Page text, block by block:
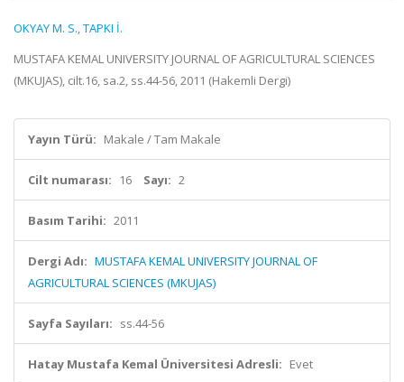
OKYAY M. S.,TAPKI İ.
MUSTAFA KEMAL UNIVERSITY JOURNAL OF AGRICULTURAL SCIENCES
(MKUJAS), cilt.16, sa.2, ss.44-56, 2011 (Hakemli Dergi)
Yayın Türü: Makale / Tam Makale
Cilt numarası: 16 Sayı: 2
Basım Tarihi: 2011
Dergi Adı: MUSTAFA KEMAL UNIVERSITY JOURNAL OF
AGRICULTURAL SCIENCES (MKUJAS)
Sayfa Sayıları: ss.44-56
Hatay Mustafa Kemal Üniversitesi Adresli: Evet